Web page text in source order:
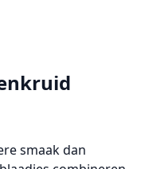
smaak dan